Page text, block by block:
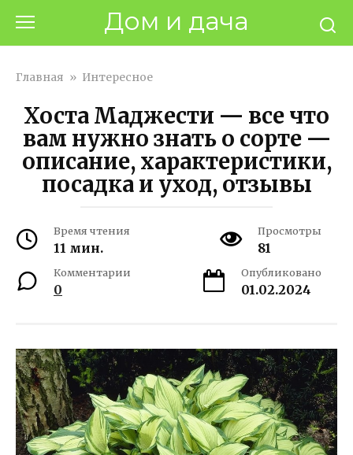
контенту
Дом и дача
Главная » Интересное
Хоста Маджести — все что
вам нужно знать о сорте —
описание, характеристики,
посадка и уход, отзывы
Время чтения
11 мин.
Просмотры
81
Комментарии
0
Опубликовано
01.02.2024